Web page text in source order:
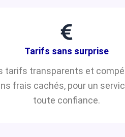
Tarifs sans surprise
tarifs transparents et
frais cachés, pour un
toute confiance.